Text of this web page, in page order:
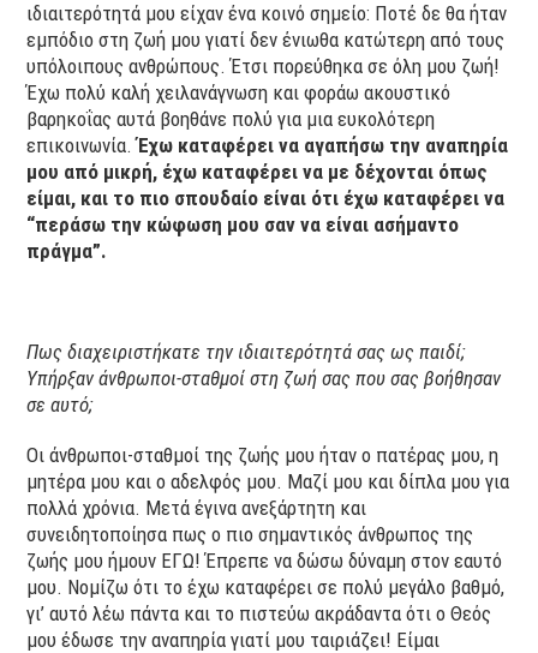
ιδιαιτερότητά μου είχαν ένα κοινό σημείο: Ποτέ δε θα ήταν
εμπόδιο στη ζωή μου γιατί δεν ένιωθα κατώτερη από τους
υπόλοιπους ανθρώπους. Έτσι πορεύθηκα σε όλη μου ζωή!
Έχω πολύ καλή χειλανάγνωση και φοράω ακουστικό
βαρηκοΐας αυτά βοηθάνε πολύ για μια ευκολότερη
επικοινωνία.Έχω καταφέρει να αγαπήσω την αναπηρία
μου από μικρή, έχω καταφέρει να με δέχονται όπως
είμαι, και το πιο σπουδαίο είναι ότι έχω καταφέρει να
“περάσω την κώφωση μου σαν να είναι ασήμαντο
πράγμα”.
Πως διαχειριστήκατε την ιδιαιτερότητά σας ως παιδί;
Υπήρξαν άνθρωποι-σταθμοί στη ζωή σας που σας βοήθησαν
σε αυτό;
Οι άνθρωποι-σταθμοί της ζωής μου ήταν ο πατέρας μου, η
μητέρα μου και ο αδελφός μου. Μαζί μου και δίπλα μου για
πολλά χρόνια. Μετά έγινα ανεξάρτητη και
συνειδητοποίησα πως ο πιο σημαντικός άνθρωπος της
ζωής μου ήμουν ΕΓΩ! Έπρεπε να δώσω δύναμη στον εαυτό
μου. Νομίζω ότι το έχω καταφέρει σε πολύ μεγάλο βαθμό,
γι’ αυτό λέω πάντα και το πιστεύω ακράδαντα ότι ο Θεός
μου έδωσε την αναπηρία γιατί μου ταιριάζει! Είμαι